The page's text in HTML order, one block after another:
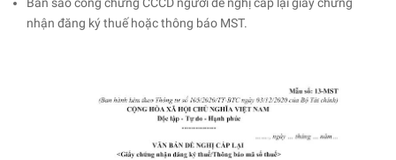
Bản sao công chứng CCCD người đề nghị cấp lại giấy chứng
nhận đăng ký thuế hoặc thông báo MST.